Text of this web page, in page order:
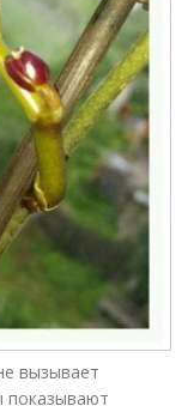
вызывает
показывают